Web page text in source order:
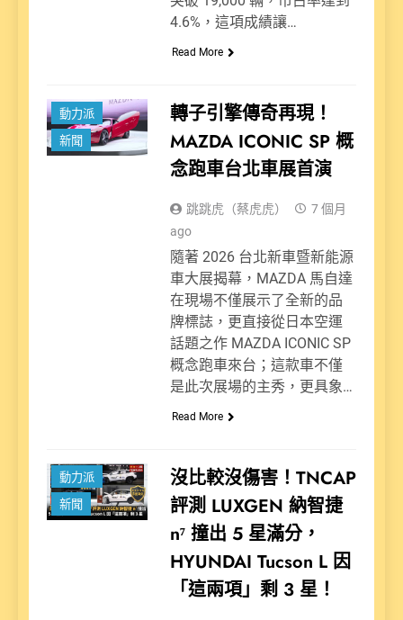
4.6%，這項成績讓…
Read More
動力派
新聞
​轉子引擎傳奇再現！
MAZDA ICONIC SP 概
念跑車台北車展首演
跳跳虎（蔡虎虎）
7 個月
ago
隨著 2026 台北新車暨新能源
車大展揭幕，MAZDA 馬自達
在現場不僅展示了全新的品
牌標誌，更直接從日本空運
話題之作 MAZDA ICONIC SP
概念跑車來台；這款車不僅
是此次展場的主秀，更具象…
Read More
動力派
新聞
沒比較沒傷害！TNCAP
評測 LUXGEN 納智捷
n⁷ 撞出 5 星滿分，
HYUNDAI Tucson L 因
「這兩項」剩 3 星！